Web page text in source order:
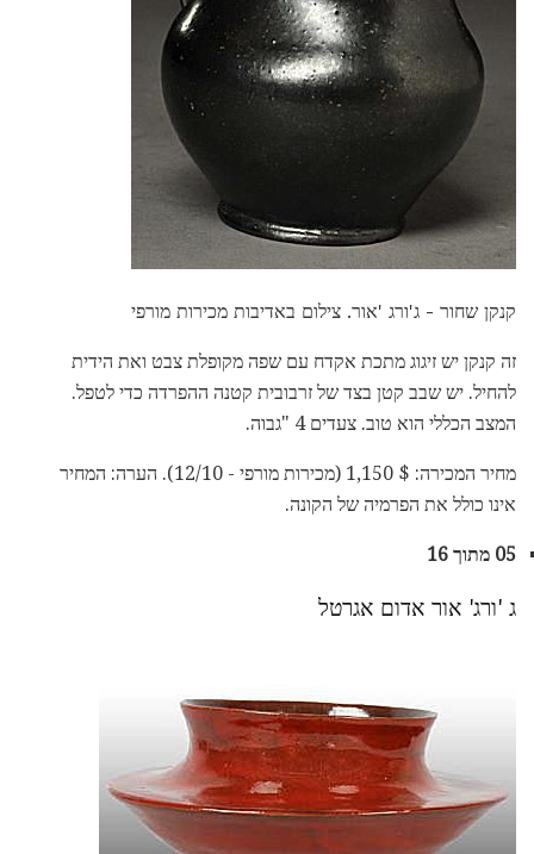
קנקן שחור - ג'ורג 'אור. צילום באדיבות מכירות מורפי
זה קנקן יש זיגוג מתכת אקדח עם שפה מקופלת צבט ואת הידית
להחיל. יש שבב קטן בצד של זרבובית קטנה ההפרדה כדי לטפל.
המצב הכללי הוא טוב. צעדים 4 "גבוה.
מחיר המכירה: $ 1,150 (מכירות מורפי - 12/10). הערה: המחיר
אינו כולל את הפרמיה של הקונה.
05 מתוך 16
ג 'ורג' אור אדום אגרטל